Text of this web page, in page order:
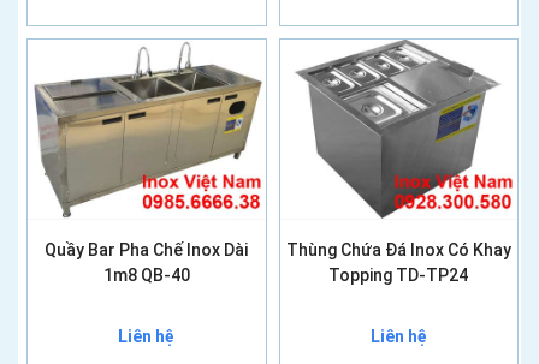
Quầy Bar Pha Chế Inox Dài
1m8 QB-40
Liên hệ
Thùng Chứa Đá Inox Có Khay
Topping TD-TP24
Liên hệ